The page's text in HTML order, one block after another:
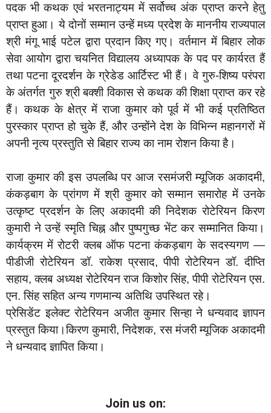
पदक भी कथक एवं भरतनाट्यम में सर्वोच्च अंक प्राप्त करने हेतु
प्राप्त हुआ। ये दोनों सम्मान उन्हें मध्य प्रदेश के माननीय राज्यपाल
श्री मंगू भाई पटेल द्वारा प्रदान किए गए। वर्तमान में बिहार लोक
सेवा आयोग द्वारा चयनित विद्यालय अध्यापक के पद पर कार्यरत हैं
तथा पटना दूरदर्शन के ग्रेडेड आर्टिस्ट भी हैं। वे गुरु-शिष्य परंपरा
के अंतर्गत गुरु श्री बक्शी विकास से कथक की शिक्षा प्राप्त कर रहे
हैं। कथक के क्षेत्र में राजा कुमार को पूर्व में भी कई प्रतिष्ठित
पुरस्कार प्राप्त हो चुके हैं, और उन्होंने देश के विभिन्न महानगरों में
अपनी नृत्य प्रस्तुति से बिहार राज्य का नाम रोशन किया है।
राजा कुमार की इस उपलब्धि पर आज रसमंजरी म्यूजिक अकादमी,
कंकड़बाग के प्रांगण में श्री कुमार को सम्मान समारोह में उनके
उत्कृष्ट प्रदर्शन के लिए अकादमी की निदेशक रोटेरियन किरण
कुमारी ने उन्हें स्मृति चिह्न और पुष्पगुच्छ भेंट कर सम्मानित किया।
कार्यक्रम में रोटरी क्लब ऑफ पटना कंकड़बाग के सदस्यगण —
पीडीजी रोटेरियन डॉ. राकेश प्रसाद, पीपी रोटेरियन डॉ. दीप्ति
सहाय, क्लब अध्यक्ष रोटेरियन राज किशोर सिंह, पीपी रोटेरियन एस.
एन. सिंह सहित अन्य गणमान्य अतिथि उपस्थित रहे।
प्रेसिडेंट इलेक्ट रोटेरियन अजीत कुमार सिन्हा ने धन्यवाद ज्ञापन
प्रस्तुत किया।किरण कुमारी, निदेशक, रस मंजरी म्यूजिक अकादमी
ने धन्यवाद ज्ञापित किया।
Join us on: